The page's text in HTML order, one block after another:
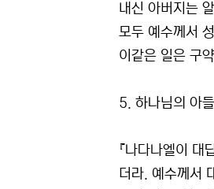
내신 아버지는
모두 예수께서
이같은 일은 구
5. 하나님의 아
『나다나엘이
더라. 예수께서